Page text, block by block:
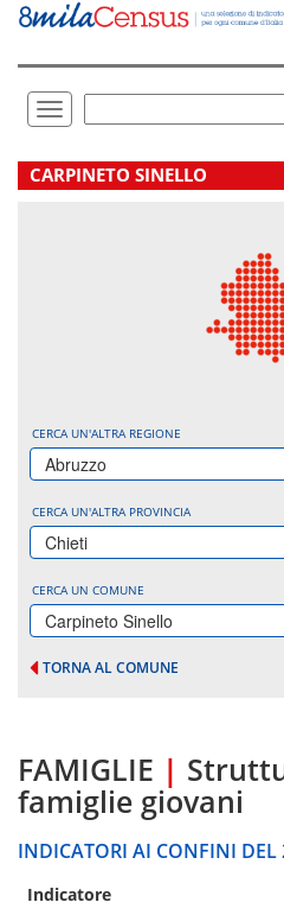
Vai
direttamente
Toggle
navigation
.
CARPINETO SINELLO
CERCA UN'ALTRA REGIONE
Abruzzo
CERCA UN'ALTRA PROVINCIA
Chieti
CERCA UN COMUNE
Carpineto Sinello
TORNA AL COMUNE
FAMIGLIE |
famiglie giovani
INDICATORI AI CONFINI DEL
Indicatore